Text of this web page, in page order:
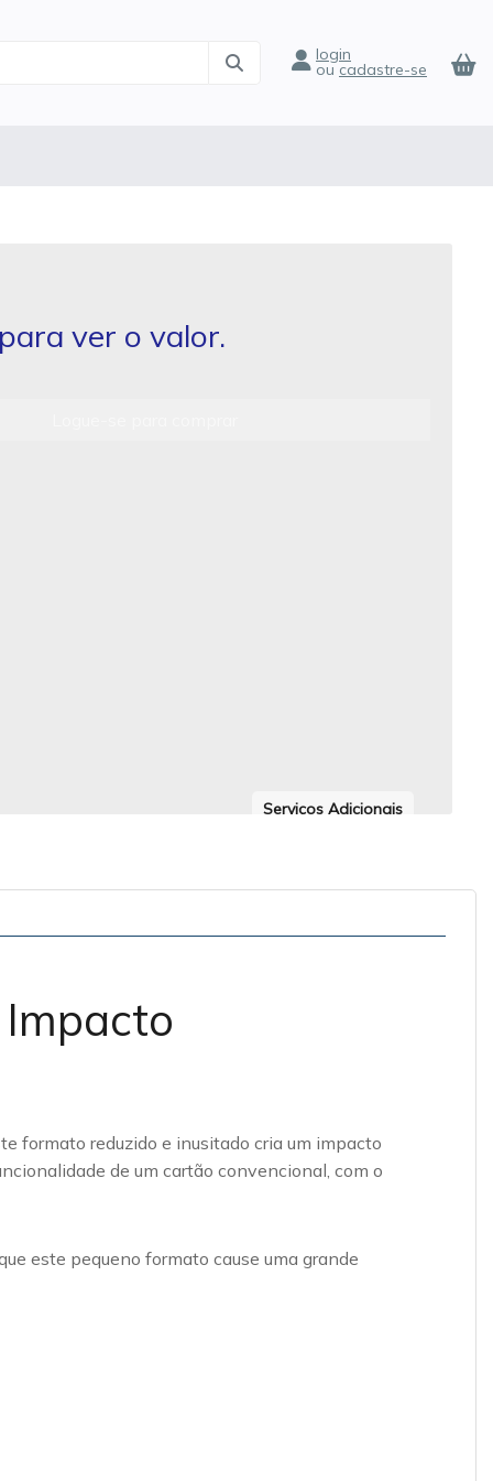
login
oucadastre-se
Serviços Adicionais
ver o valor.
formato reduzido e inusitado cria um impacto
de um cartão convencional, com o
este pequeno formato cause uma grande